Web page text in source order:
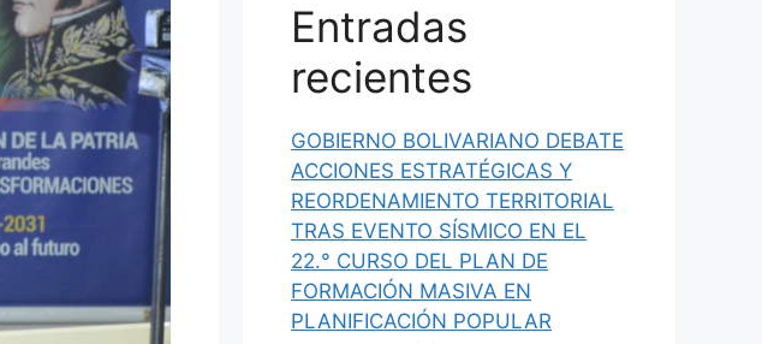
Entradas
recientes
GOBIERNO BOLIVARIANO DEBATE
ACCIONES ESTRATÉGICAS Y
REORDENAMIENTO TERRITORIAL
TRAS EVENTO SÍSMICO EN EL
22.° CURSO DEL PLAN DE
FORMACIÓN MASIVA EN
PLANIFICACIÓN POPULAR